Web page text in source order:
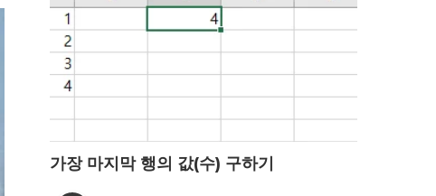
가장 마지막 행의 값(수) 구하기